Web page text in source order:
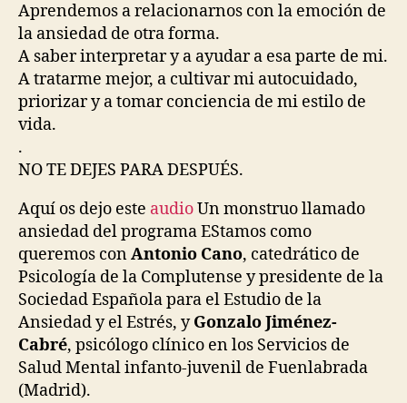
Aprendemos a relacionarnos con la emoción de
la ansiedad de otra forma.
A saber interpretar y a ayudar a esa parte de mi.
A tratarme mejor, a cultivar mi autocuidado,
priorizar y a tomar conciencia de mi estilo de
vida.
.
NO TE DEJES PARA DESPUÉS.
Aquí os dejo este audioUn monstruo llamado
ansiedad del programa EStamos como
queremos conAntonio Cano, catedrático de
Psicología de la Complutense y presidente de la
Sociedad Española para el Estudio de la
Ansiedad y el Estrés, yGonzalo Jiménez-
Cabré, psicólogo clínico en los Servicios de
Salud Mental infanto-juvenil de Fuenlabrada
(Madrid).